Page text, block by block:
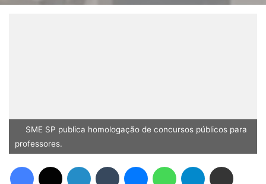
SME SP publica homologação de concursos públicos para
professores.